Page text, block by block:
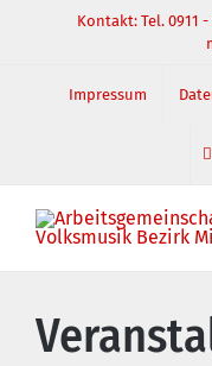
springen
Kontakt: Tel. 0911 -
Impressum